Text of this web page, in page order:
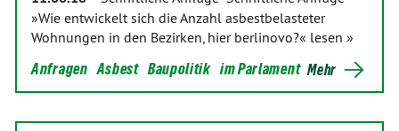
»Wie entwickelt sich die Anzahl asbestbelasteter
Wohnungen in den Bezirken, hier berlinovo?« lesen »
Anfragen Asbest Baupolitik im Parlament Mehr